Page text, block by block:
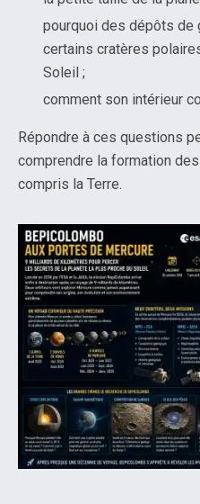
pourquoi des dépôts de
certains cratères
Soleil ;
comment son intérieur
Répondre à ces questions
comprendre la formation
compris la Terre.